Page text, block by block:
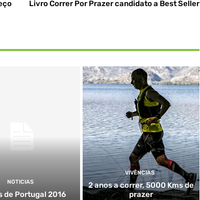
Livro Correr Por Prazer candidato a Best Seller
NOTICIAS
de Portugal 2016
VIVÊNCIAS
2 anos a correr, 5000 Kms de
prazer